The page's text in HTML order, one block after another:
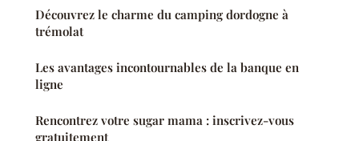
Découvrez le charme du camping dordogne à
trémolat
Les avantages incontournables de la banque en
ligne
Rencontrez votre sugar mama : inscrivez-vous
gratuitement